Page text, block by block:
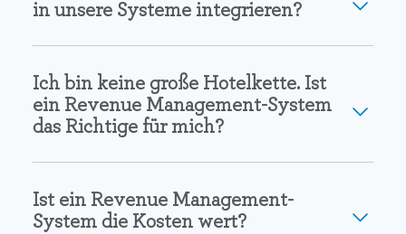
in unsere Systeme integrieren?
Ich bin keine große Hotelkette. Ist
ein Revenue Management-System
das Richtige für mich?
Ist ein Revenue Management-
System die Kosten wert?